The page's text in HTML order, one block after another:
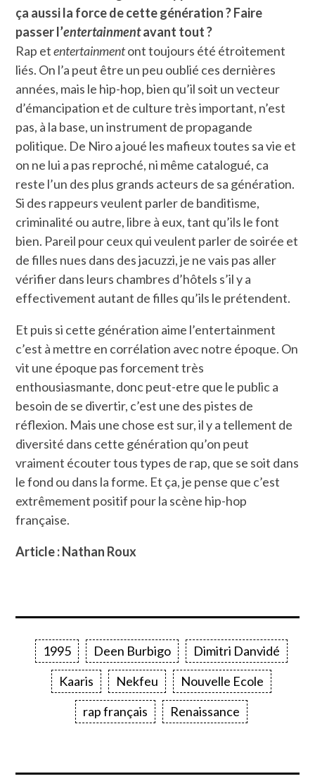
ça aussi la force de cette génération ? Faire
passer l’entertainmentavant tout ?
Rap etentertainmentont toujours été étroitement
liés. On l’a peut être un peu oublié ces dernières
années, mais le hip-hop, bien qu’il soit un vecteur
d’émancipation et de culture très important, n’est
pas, à la base, un instrument de propagande
politique. De Niro a joué les mafieux toutes sa vie et
on ne lui a pas reproché, ni même catalogué, ca
reste l’un des plus grands acteurs de sa génération.
Si des rappeurs veulent parler de banditisme,
criminalité ou autre, libre à eux, tant qu’ils le font
bien. Pareil pour ceux qui veulent parler de soirée et
de filles nues dans des jacuzzi, je ne vais pas aller
vérifier dans leurs chambres d’hôtels s’il y a
effectivement autant de filles qu’ils le prétendent.
Et puis si cette génération aime l’entertainment
c’est à mettre en corrélation avec notre époque. On
vit une époque pas forcement très
enthousiasmante, donc peut-etre que le public a
besoin de se divertir, c’est une des pistes de
réflexion. Mais une chose est sur, il y a tellement de
diversité dans cette génération qu’on peut
vraiment écouter tous types de rap, que se soit dans
le fond ou dans la forme. Et ça, je pense que c’est
extrêmement positif pour la scène hip-hop
française.
Article : Nathan Roux
1995 Deen Burbigo
Dimitri Danvidé
Kaaris
Nekfeu
Nouvelle Ecole
rap français
Renaissance